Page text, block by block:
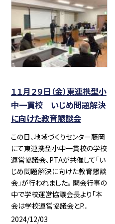
１１月２９日（金）東連携型小
中一貫校 いじめ問題解決
に向けた教育懇談会
この日、地域づくりセンター藤岡
にて東連携型小中一貫校の学校
運営協議会、PTAが共催して「い
じめ問題解決に向けた教育懇談
会」が行われました。 開会行事の
中で学校運営協議会長より「本
会は学校運営協議会とP...
2024/12/03